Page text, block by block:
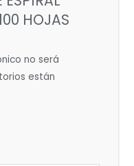
HOJAS
no será
están